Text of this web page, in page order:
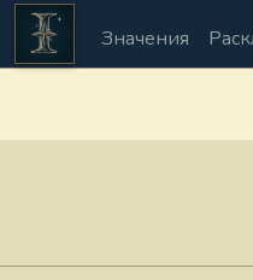
Значения